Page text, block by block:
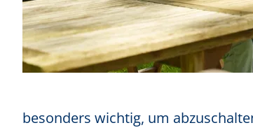
besonders wichtig, um